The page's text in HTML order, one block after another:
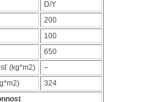
D/Y
200
100
650
(kg*m2)
–
324